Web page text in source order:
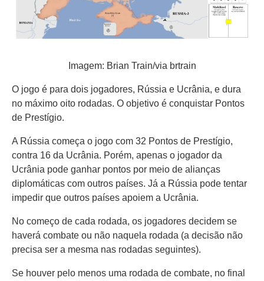
Imagem: Brian Train/via brtrain
O jogo é para dois jogadores, Rússia e Ucrânia, e dura
no máximo oito rodadas. O objetivo é conquistar Pontos
de Prestígio.
A Rússia começa o jogo com 32 Pontos de Prestígio,
contra 16 da Ucrânia. Porém, apenas o jogador da
Ucrânia pode ganhar pontos por meio de alianças
diplomáticas com outros países. Já a Rússia pode tentar
impedir que outros países apoiem a Ucrânia.
No começo de cada rodada, os jogadores decidem se
haverá combate ou não naquela rodada (a decisão não
precisa ser a mesma nas rodadas seguintes).
Se houver pelo menos uma rodada de combate, no final